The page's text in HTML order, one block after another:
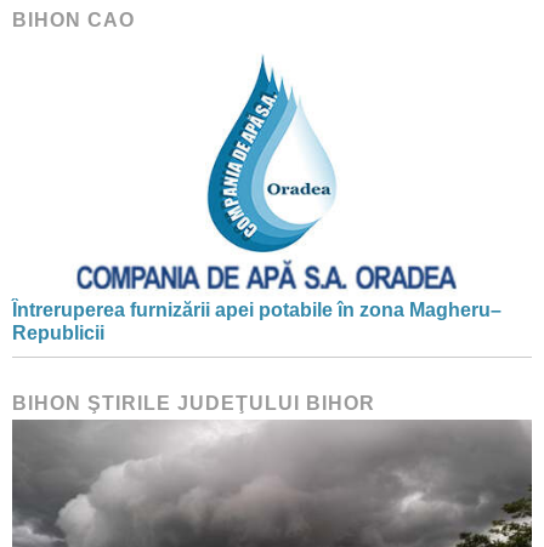
BIHON CAO
Întreruperea furnizării apei potabile în zona Magheru–
Republicii
BIHON ŞTIRILE JUDEŢULUI BIHOR